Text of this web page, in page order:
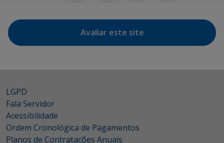
Avaliar este site
LGPD
Fala Servidor
Acessibilidade
Ordem Cronológica de Pagamentos
Planos de Contratações Anuais